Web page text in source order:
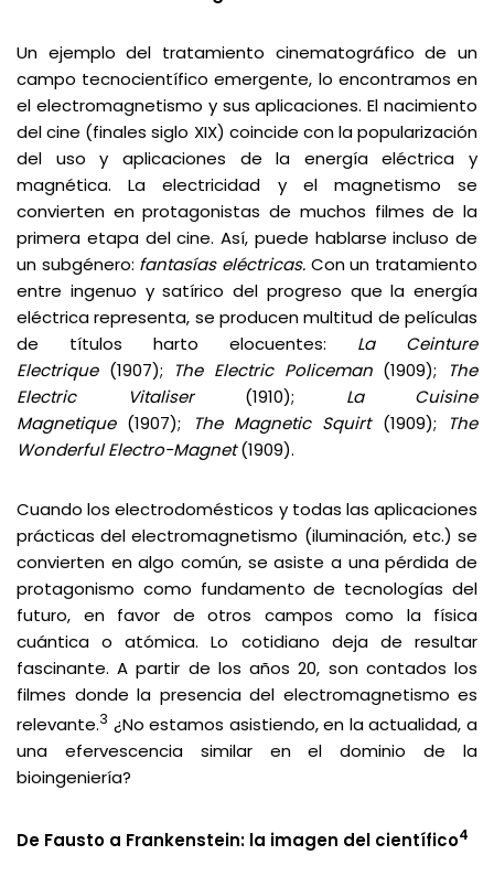
Un ejemplo del tratamiento cinematográfico de un
campo tecnocientífico emergente, lo encontramos en
el electromagnetismo y sus aplicaciones. El nacimiento
del cine (finales siglo XIX) coincide con la popularización
del uso y aplicaciones de la energía eléctrica y
magnética. La electricidad y el magnetismo se
convierten en protagonistas de muchos filmes de la
primera etapa del cine. Así, puede hablarse incluso de
un subgénero: fantasías eléctricas. Con un tratamiento
entre ingenuo y satírico del progreso que la energía
eléctrica representa, se producen multitud de películas
de títulos harto elocuentes: La Ceinture
Electrique(1907); The Electric Policeman(1909); The
Electric Vitaliser(1910); La Cuisine
Magnetique(1907); The Magnetic Squirt(1909); The
Wonderful Electro-Magnet(1909).
Cuando los electrodomésticos y todas las aplicaciones
prácticas del electromagnetismo (iluminación, etc.) se
convierten en algo común, se asiste a una pérdida de
protagonismo como fundamento de tecnologías del
futuro, en favor de otros campos como la física
cuántica o atómica. Lo cotidiano deja de resultar
fascinante. A partir de los años 20, son contados los
filmes donde la presencia del electromagnetismo es
relevante.3 ¿No estamos asistiendo, en la actualidad, a
una efervescencia similar en el dominio de la
bioingeniería?
De Fausto a Frankenstein: la imagen del científico4